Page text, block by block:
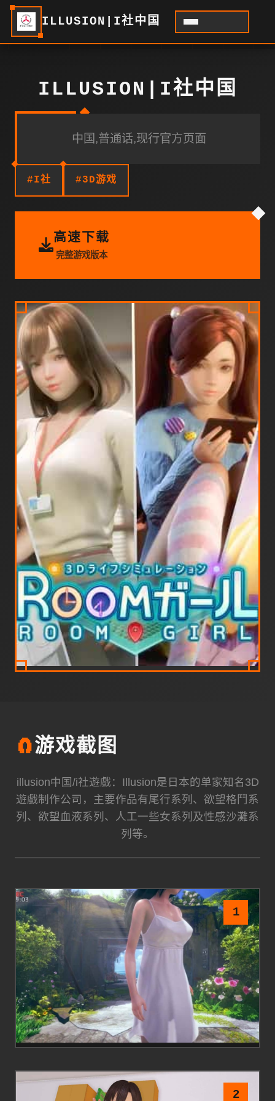
ILLUSION|I社中国
ILLUSION|I社中国
中国,普通话,现行官方页面
#I社 #3D游戏
高速下载
完整游戏版本
🧲游戏截图
illusion中国/i社遊戲：Illusion是日本的单家知名3D
遊戲制作公司，主要作品有尾行系列、欲望格鬥系
列、欲望血液系列、人工一些女系列及性感沙灘系
列等。
1
2